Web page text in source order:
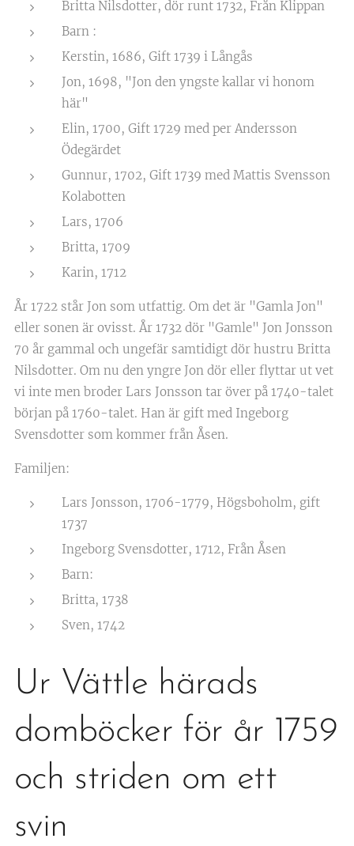
Britta Nilsdotter, dör runt 1732, Från Klippan
Barn :
Kerstin, 1686, Gift 1739 i Långås
Jon, 1698, "Jon den yngste kallar vi honom
här"
Elin, 1700, Gift 1729 med per Andersson
Ödegärdet
Gunnur, 1702, Gift 1739 med Mattis Svensson
Kolabotten
Lars, 1706
Britta, 1709
Karin, 1712
År 1722 står Jon som utfattig. Om det är "Gamla Jon"
eller sonen är ovisst. År 1732 dör "Gamle" Jon Jonsson
70 år gammal och ungefär samtidigt dör hustru Britta
Nilsdotter. Om nu den yngre Jon dör eller flyttar ut vet
vi inte men broder Lars Jonsson tar över på 1740-talet
början på 1760-talet. Han är gift med Ingeborg
Svensdotter som kommer från Åsen.
Familjen:
Lars Jonsson, 1706-1779, Högsboholm, gift
1737
Ingeborg Svensdotter, 1712, Från Åsen
Barn:
Britta, 1738
Sven, 1742
Ur Vättle härads
domböcker för år 1759
och striden om ett
svin